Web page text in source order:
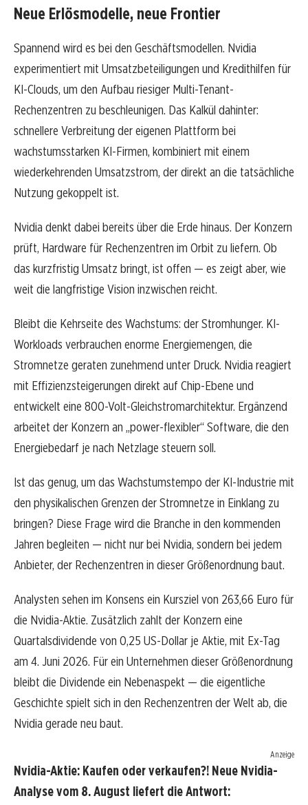
Neue Erlösmodelle, neue Frontier
Spannend wird es bei den Geschäftsmodellen. Nvidia
experimentiert mit Umsatzbeteiligungen und Kredithilfen für
KI-Clouds, um den Aufbau riesiger Multi-Tenant-
Rechenzentren zu beschleunigen. Das Kalkül dahinter:
schnellere Verbreitung der eigenen Plattform bei
wachstumsstarken KI-Firmen, kombiniert mit einem
wiederkehrenden Umsatzstrom, der direkt an die tatsächliche
Nutzung gekoppelt ist.
Nvidia denkt dabei bereits über die Erde hinaus. Der Konzern
prüft, Hardware für Rechenzentren im Orbit zu liefern. Ob
das kurzfristig Umsatz bringt, ist offen — es zeigt aber, wie
weit die langfristige Vision inzwischen reicht.
Bleibt die Kehrseite des Wachstums: der Stromhunger. KI-
Workloads verbrauchen enorme Energiemengen, die
Stromnetze geraten zunehmend unter Druck. Nvidia reagiert
mit Effizienzsteigerungen direkt auf Chip-Ebene und
entwickelt eine 800-Volt-Gleichstromarchitektur. Ergänzend
arbeitet der Konzern an „power-flexibler“ Software, die den
Energiebedarf je nach Netzlage steuern soll.
Ist das genug, um das Wachstumstempo der KI-Industrie mit
den physikalischen Grenzen der Stromnetze in Einklang zu
bringen? Diese Frage wird die Branche in den kommenden
Jahren begleiten — nicht nur bei Nvidia, sondern bei jedem
Anbieter, der Rechenzentren in dieser Größenordnung baut.
Analysten sehen im Konsens ein Kursziel von 263,66 Euro für
die Nvidia-Aktie. Zusätzlich zahlt der Konzern eine
Quartalsdividende von 0,25 US-Dollar je Aktie, mit Ex-Tag
am 4. Juni 2026. Für ein Unternehmen dieser Größenordnung
bleibt die Dividende ein Nebenaspekt — die eigentliche
Geschichte spielt sich in den Rechenzentren der Welt ab, die
Nvidia gerade neu baut.
Anzeige
Nvidia-Aktie: Kaufen oder verkaufen?! Neue Nvidia-
Analyse vom 8. August liefert die Antwort: